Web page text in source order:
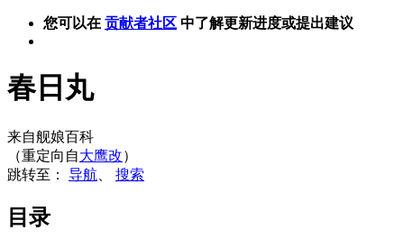
您可以在 贡献者社区 中了解更新进度或提出建议
春日丸
来自舰娘百科
（重定向自大鹰改）
跳转至： 导航 搜索
目录